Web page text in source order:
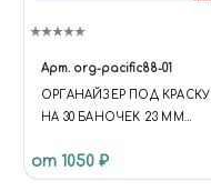
Арт. org-pacific88-01
ОРГАНАЙЗЕР ПОД КРАСКУ
НА 30 БАНОЧЕК 23 ММ
от 1050 ₽